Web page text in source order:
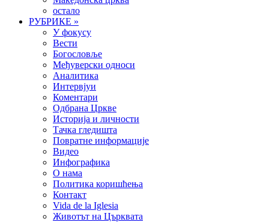
остало
РУБРИКЕ »
У фокусу
Вести
Богословље
Међуверски односи
Аналитика
Интервјуи
Коментари
Одбрана Цркве
Историја и личности
Тачка гледишта
Повратне информације
Видео
Инфографика
О нама
Политика коришћења
Контакт
Vida de la Iglesia
Животът на Църквата